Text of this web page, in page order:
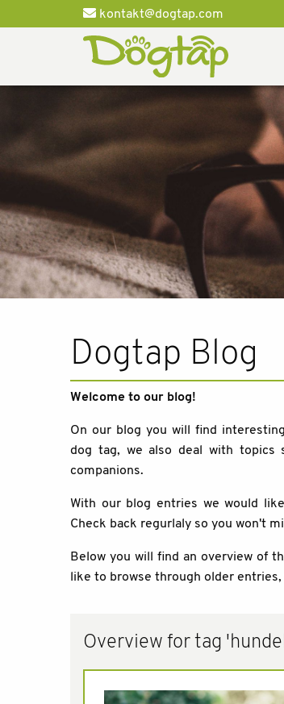
kontakt@dogtap.com
Dogtap Blog
Welcome to our blog!
On our blog you will find
dog tag, we also deal with topics
companions.
With our blog entries we would
Check back regurlaly so you won't
Below you will find an overview of
like to browse through older
Overview for tag